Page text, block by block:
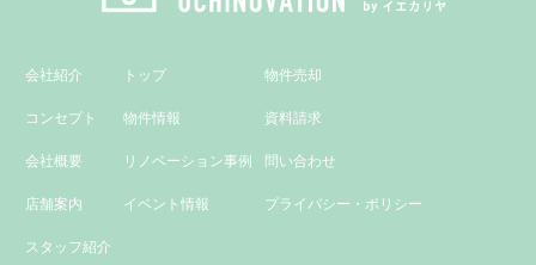
会社紹介
コンセプト
会社概要
店舗案内
スタッフ紹介
トップ
物件情報
リノベーション事例
イベント情報
物件売却
資料請求
問い合わせ
プライバシー・ポリシー